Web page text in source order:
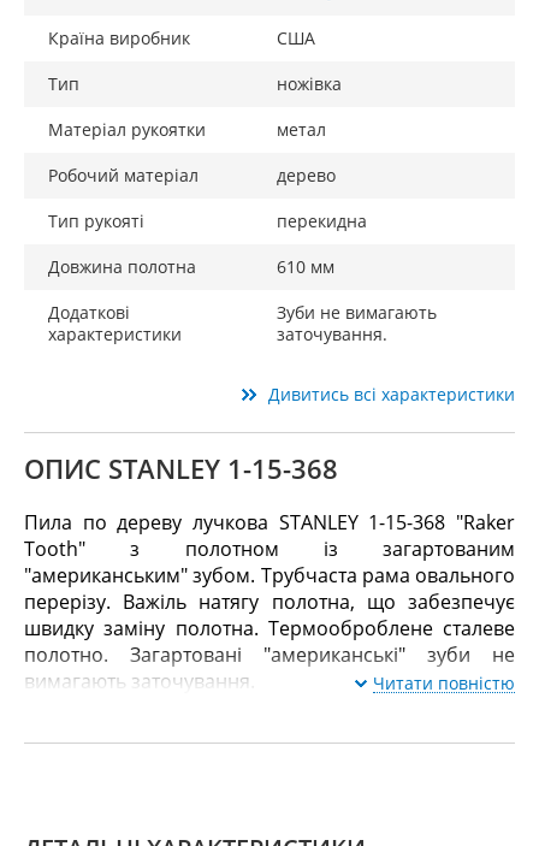
Країна виробник
США
Тип
ножівка
Матеріал рукоятки
метал
Робочий матеріал
дерево
Тип рукояті
перекидна
Довжина полотна
610 мм
Додаткові
характеристики
Зуби не вимагають
заточування.
Дивитись всі характеристики
ОПИС STANLEY 1-15-368
Пила по дереву лучкова STANLEY 1-15-368 "Raker
Tooth" з полотном із загартованим
"американським" зубом. Трубчаста рама овального
перерізу. Важіль натягу полотна, що забезпечує
швидку заміну полотна. Термооброблене сталеве
полотно. Загартовані "американські" зуби не
вимагають заточування.
Читати повністю